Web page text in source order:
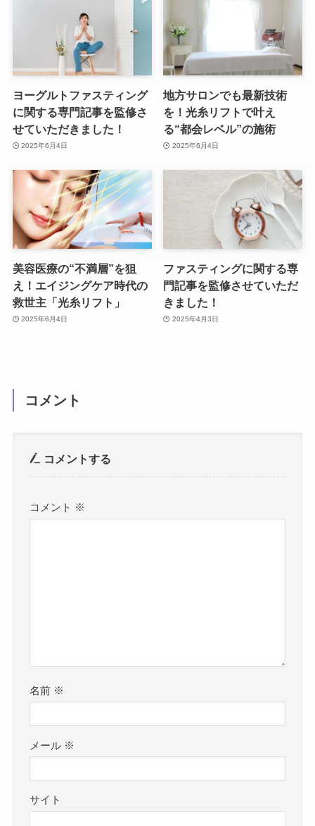
ヨーグルトファスティング
に関する専門記事を監修さ
せていただきました！
2025年6月4日
地方サロンでも最新技術
を！光糸リフトで叶え
る“都会レベル”の施術
2025年6月4日
美容医療の“不満層”を狙
え！エイジングケア時代の
救世主「光糸リフト」
2025年6月4日
ファスティングに関する専
門記事を監修させていただ
きました！
2025年4月3日
コメント
コメントする
コメント ※
名前 ※
メール ※
サイト